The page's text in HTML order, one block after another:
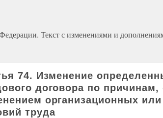
Текст с изменениями и
74. Изменение
договора по
организационных или
труда